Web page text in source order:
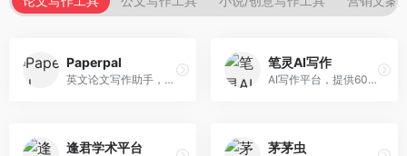
Paperpal
英文论文写作助手，专注于学术英语润色。面向需要发表国际期刊的研究者，提供语法检查、学术表达优化、格式规范等服务，英语表达地道专业。
笔灵AI写作
AI写作平台，提供600+写作模板。面向学生、职场人士和内容创作者，支持论文、公文、营销文案等多种文体，模板丰富，一键生成，写作效率大幅提升。
逢君学术平台 茅茅虫